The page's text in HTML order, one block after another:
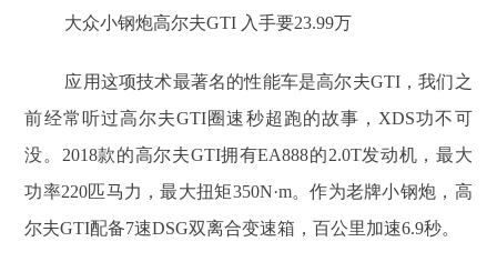
大众小钢炮高尔夫GTI 入手要23.99万
应用这项技术最著名的性能车是高尔夫GTI，我们之
前经常听过高尔夫GTI圈速秒超跑的故事，XDS功不可
没。2018款的高尔夫GTI拥有EA888的2.0T发动机，最大
功率220匹马力，最大扭矩350N·m。作为老牌小钢炮，高
尔夫GTI配备7速DSG双离合变速箱，百公里加速6.9秒。